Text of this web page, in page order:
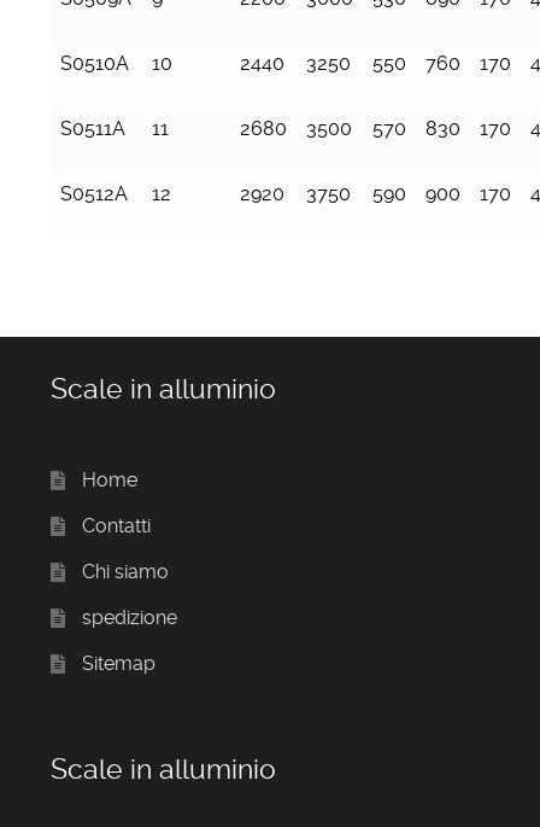
S0510A 10 2440 3250 550 760 170
S0511A 11 2680 3500 570 830 170
S0512A 12 2920 3750 590 900 170
Scale in alluminio
Home
Contatti
Chi siamo
spedizione
Sitemap
Scale in alluminio